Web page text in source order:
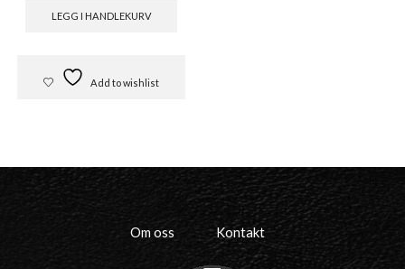
LEGG I HANDLEKURV
Add to wishlist
Om oss Kontakt